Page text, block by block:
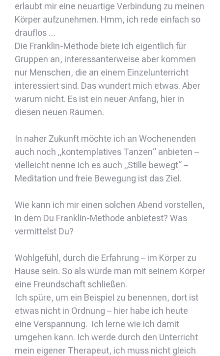
erlaubt mir eine neuartige Verbindung zu meinen
Körper aufzunehmen. Hmm, ich rede einfach so
drauflos …
Die Franklin-Methode biete ich eigentlich für
Gruppen an, interessanterweise aber kommen
nur Menschen, die an einem Einzelunterricht
interessiert sind. Das wundert mich etwas. Aber
warum nicht. Es ist ein neuer Anfang, hier in
diesen neuen Räumen.
In naher Zukunft möchte ich an Wochenenden
auch noch „kontemplatives Tanzen“ anbieten –
vielleicht nenne ich es auch „Stille bewegt“ –
Meditation und freie Bewegung ist das Ziel.
Wie kann ich mir einen solchen Abend vorstellen,
in dem Du Franklin-Methode anbietest? Was
vermittelst Du?
Wohlgefühl, durch die Erfahrung – im Körper zu
Hause sein. So als würde man mit seinem Körper
eine Freundschaft schließen.
Ich spüre, um ein Beispiel zu benennen, dort ist
etwas nicht in Ordnung – hier habe ich heute
eine Verspannung. Ich lerne wie ich damit
umgehen kann. Ich werde durch den Unterricht
mein eigener Therapeut, ich muss nicht gleich